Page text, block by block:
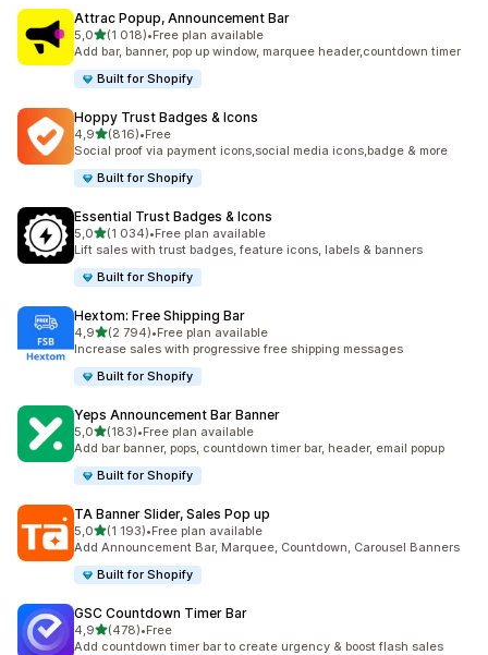
Attrac Popup, Announcement Bar
5,0/ 5 tähteä
(1 018)
1018 arvostelua yhteensä
•Free plan available
Add bar, banner, pop up window, marquee header,countdown timer
Built for Shopify
Hoppy Trust Badges & Icons
4,9/ 5 tähteä
(816)
816 arvostelua yhteensä
•Free
Social proof via payment icons,social media icons,badge & more
Built for Shopify
Essential Trust Badges & Icons
5,0/ 5 tähteä
(1 034)
1034 arvostelua yhteensä
•Free plan available
Lift sales with trust badges, feature icons, labels & banners
Built for Shopify
Hextom: Free Shipping Bar
4,9/ 5 tähteä
(2 794)
2794 arvostelua yhteensä
•Free plan available
Increase sales with progressive free shipping messages
Built for Shopify
Yeps Announcement Bar Banner
5,0/ 5 tähteä
(183)
183 arvostelua yhteensä
•Free plan available
Add bar banner, pops, countdown timer bar, header, email popup
Built for Shopify
TA Banner Slider, Sales Pop up
5,0/ 5 tähteä
(1 193)
1193 arvostelua yhteensä
•Free plan available
Add Announcement Bar, Marquee, Countdown, Carousel Banners
Built for Shopify
GSC Countdown Timer Bar
4,9/ 5 tähteä
(478)
478 arvostelua yhteensä
•Free
Add countdown timer bar to create urgency & boost flash sales